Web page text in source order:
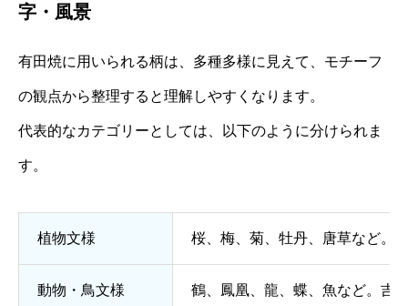
字・風景
有田焼に用いられる柄は、多種多様に見えて、モチーフ
の観点から整理すると理解しやすくなります。
代表的なカテゴリーとしては、以下のように分けられま
す。
植物文様 桜、梅、菊、牡丹、唐草など。
動物・鳥文様 鶴、鳳凰、龍、蝶、魚など。吉